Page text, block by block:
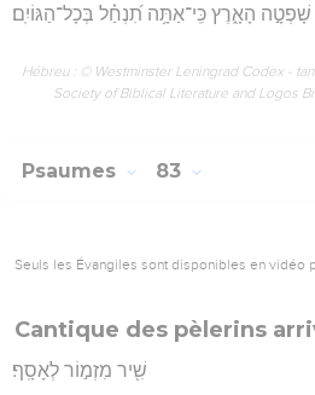
הָאָ֑רֶץ כִּֽי־אַתָּ֥ה תִ֝נְחַ֗ל בְּכָל־הַגּוֹיִֽם׃
Hébreu : © Westminster Leningrad Codex -
Society of Biblical Literature and Logos
Psaumes 83
Seuls les Évangiles sont disponibles en vidéo
Cantique des pèlerins
שִׁ֖יר מִזְמ֣וֹר לְאָסָֽף׃